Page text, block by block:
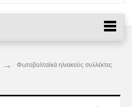
Φωτοβολταϊκά ηλιακούς συλλέκτες